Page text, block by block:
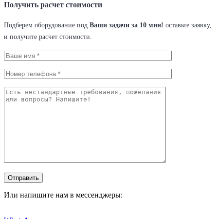
Получить расчет стоимости
Подберем оборудование под Ваши задачи за 10 мин! оставьте заявку,
и получите расчет стоимости.
Или напишите нам в мессенджеры: